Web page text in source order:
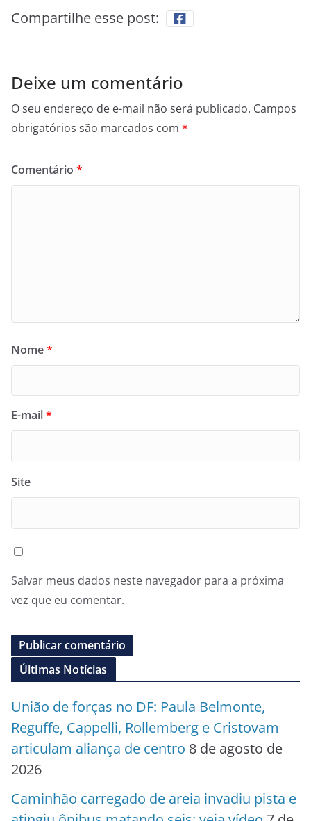
Compartilhe esse post:
Deixe um comentário
O seu endereço de e-mail não será publicado. Campos
obrigatórios são marcados com *
Comentário *
Nome*
E-mail*
Site
Salvar meus dados neste navegador para a próxima
vez que eu comentar.
Últimas Notícias
União de forças no DF: Paula Belmonte,
Reguffe, Cappelli, Rollemberg e Cristovam
articulam aliança de centro 8 de agosto de
2026
Caminhão carregado de areia invadiu pista e